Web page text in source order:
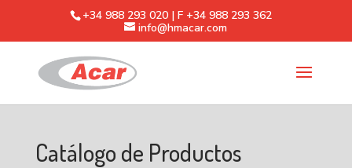
+34 988 293 020 | F +34 988 293 362
info@hmacar.com
Catálogo de Productos